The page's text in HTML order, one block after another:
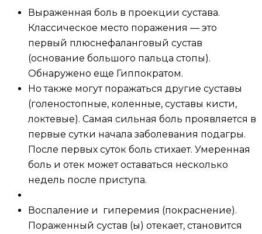
Выраженная боль в проекции сустава.
Классическое место поражения — это
первый плюснефаланговый сустав
(основание большого пальца стопы).
Обнаружено еще Гиппократом.
Но также могут поражаться другие суставы
(голеностопные, коленные, суставы кисти,
локтевые). Самая сильная боль проявляется в
первые сутки начала заболевания подагры.
После первых суток боль стихает. Умеренная
боль и отек может оставаться несколько
недель после приступа.
Воспаление и гиперемия (покраснение).
Пораженный сустав (ы) отекает, становится